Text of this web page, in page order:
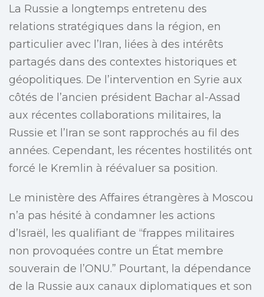
La Russie a longtemps entretenu des
relations stratégiques dans la région, en
particulier avec l’Iran, liées à des intérêts
partagés dans des contextes historiques et
géopolitiques. De l’intervention en Syrie aux
côtés de l’ancien président Bachar al-Assad
aux récentes collaborations militaires, la
Russie et l’Iran se sont rapprochés au fil des
années. Cependant, les récentes hostilités ont
forcé le Kremlin à réévaluer sa position.
Le ministère des Affaires étrangères à Moscou
n’a pas hésité à condamner les actions
d’Israël, les qualifiant de “frappes militaires
non provoquées contre un État membre
souverain de l’ONU.” Pourtant, la dépendance
de la Russie aux canaux diplomatiques et son